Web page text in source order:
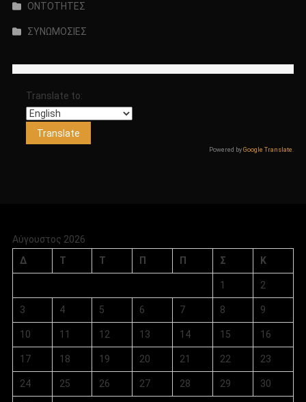
ΟΝΤΟΤΗΤΕΣ
ΣΥΝΩΜΟΣΙΕΣ
Translate to:
Powered byGoogle Translate .
Αύγουστος 2026
Δ
Τ Τ Π Π Σ Κ
1 2
3 4 5 6 7 8 9
10 11 12 13 14 15 16
17 18 19 20 21 22 23
24 25 26 27 28 29 30